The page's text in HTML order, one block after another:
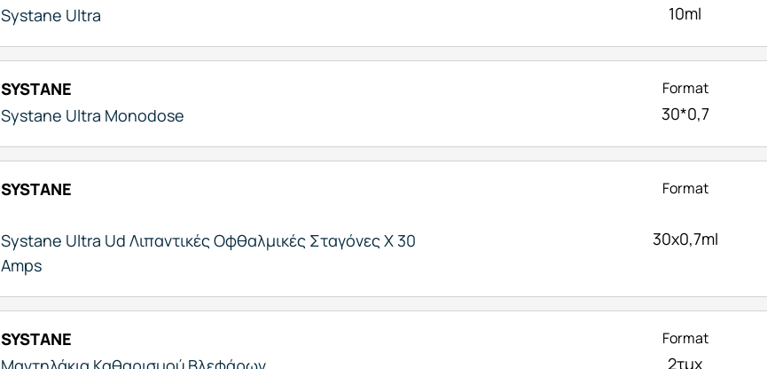
Systane Ultra 10ml
SYSTANE Format
Systane Ultra Monodose 30*0,7
SYSTANE Format
Systane Ultra Ud Λιπαντικές Οφθαλμικές Σταγόνες X 30
Amps
30x0,7ml
SYSTANE Format
2τμχ